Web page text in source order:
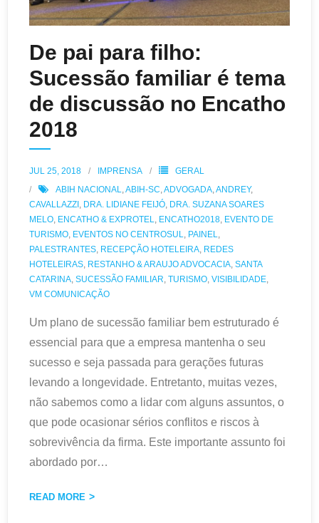
De pai para filho:
Sucessão familiar é tema
de discussão no Encatho
2018
JUL 25, 2018 IMPRENSA
GERAL
ABIH NACIONAL
ABIH-SC ADVOGADA ANDREY,
CAVALLAZZI DRA. LIDIANE FEIJÓ DRA. SUZANA SOARES
MELO ENCATHO & EXPROTEL ENCATHO2018 EVENTO DE
TURISMO EVENTOS NO CENTROSUL PAINEL
PALESTRANTES RECEPÇÃO HOTELEIRA REDES
HOTELEIRAS RESTANHO & ARAUJO ADVOCACIA SANTA
CATARINA SUCESSÃO FAMILIAR TURISMO VISIBILIDADE
VM COMUNICAÇÃO
Um plano de sucessão familiar bem estruturado é
essencial para que a empresa mantenha o seu
sucesso e seja passada para gerações futuras
levando a longevidade. Entretanto, muitas vezes,
não sabemos como a lidar com alguns assuntos, o
que pode ocasionar sérios conflitos e riscos à
sobrevivência da firma. Este importante assunto foi
abordado por…
READ MORE